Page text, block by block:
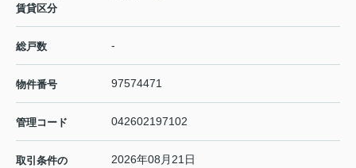
賃貸区分
総戸数 -
物件番号 97574471
管理コード 042602197102
取引条件の
2026年08月21日